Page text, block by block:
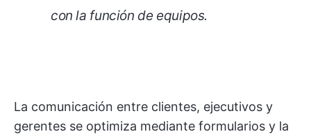
con la función de equipos.
La comunicación entre clientes, ejecutivos y
gerentes se optimiza mediante formularios y la